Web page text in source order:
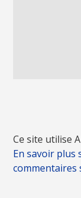
Ce site utilise
En savoir plus